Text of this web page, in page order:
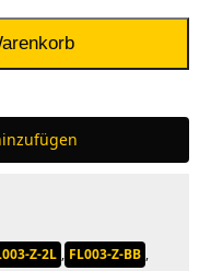
Z-2L , FL003-Z-BB ,